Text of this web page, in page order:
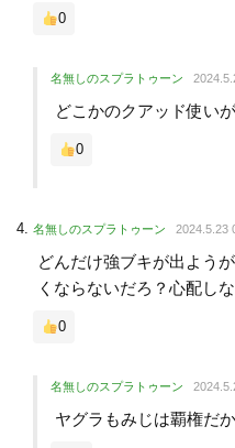
0
名無しのスプラトゥーン
どこかのクアッド使い
0
名無しのスプラトゥーン 2024.5.23
どんだけ強ブキが出よう
くならないだろ？心配し
0
名無しのスプラトゥーン
ヤグラもみじは覇権だ